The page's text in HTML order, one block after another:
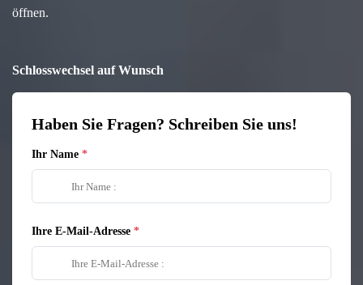
öffnen.
Schlosswechsel auf Wunsch
Haben Sie Fragen? Schreiben Sie uns!
Ihr Name
Ihre E-Mail-Adresse